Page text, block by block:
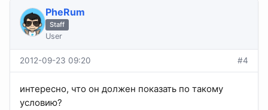
PheRum
Staff
User
2012-09-23 09:20 #4
интересно, что он должен показать по такому
условию?